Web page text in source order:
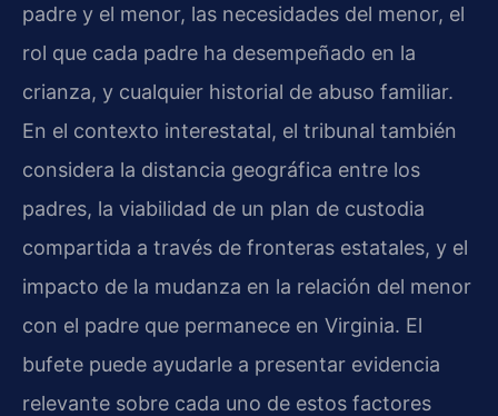
padre y el menor, las necesidades del menor, el
rol que cada padre ha desempeñado en la
crianza, y cualquier historial de abuso familiar.
En el contexto interestatal, el tribunal también
considera la distancia geográfica entre los
padres, la viabilidad de un plan de custodia
compartida a través de fronteras estatales, y el
impacto de la mudanza en la relación del menor
con el padre que permanece en Virginia. El
bufete puede ayudarle a presentar evidencia
relevante sobre cada uno de estos factores